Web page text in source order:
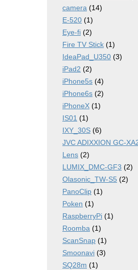
camera (14)
E-520 (1)
Eye-fi (2)
Fire TV Stick (1)
IdeaPad_U350 (3)
iPad2 (2)
iPhone5s (4)
iPhone6s (2)
iPhoneX (1)
IS01 (1)
IXY_30S (6)
JVC ADIXXION GC-
Lens (2)
LUMIX_DMC-GF3 (2)
Olasonic_TW-S5 (2)
PanoClip (1)
Poken (1)
RaspberryPi (1)
Roomba (1)
ScanSnap (1)
Smoonavi (3)
SQ28m (1)